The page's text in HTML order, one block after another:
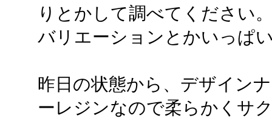
りとかして調べてください
バリエーションとかいっぱ
昨日の状態から、デザイン
ーレジンなので柔らかくサ